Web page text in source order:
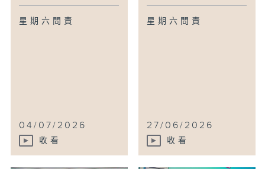
星期六問責
04/07/2026
收看
星期六問責
27/06/2026
收看